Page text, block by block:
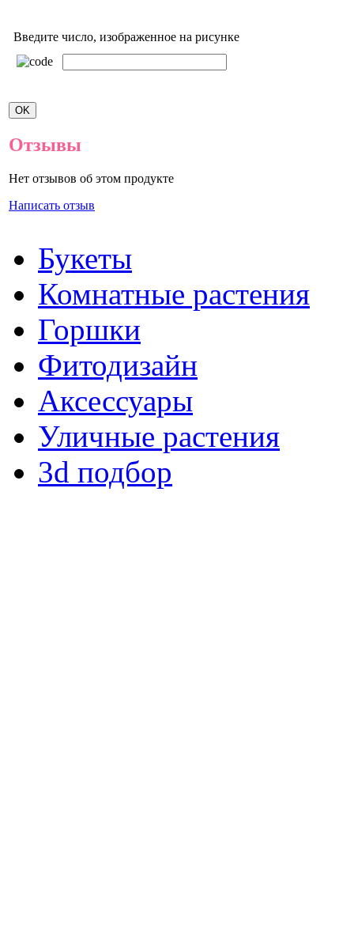
Введите число, изображенное на рисунке
Отзывы
Нет отзывов об этом продукте
Написать отзыв
Букеты
Комнатные растения
Горшки
Фитодизайн
Аксессуары
Уличные растения
3d подбор